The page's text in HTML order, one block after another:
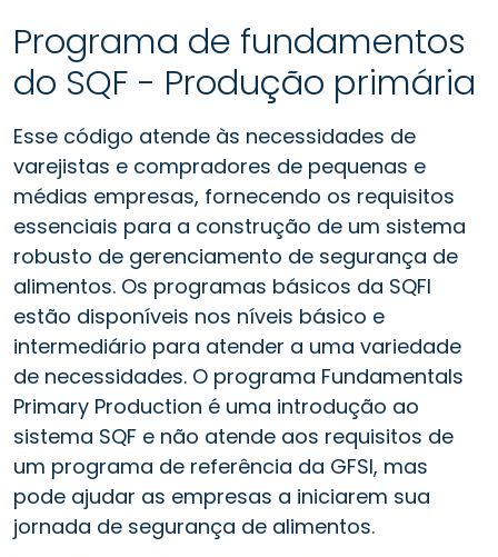
Programa de fundamentos
do SQF - Produção primária
Esse código atende às necessidades de
varejistas e compradores de pequenas e
médias empresas, fornecendo os requisitos
essenciais para a construção de um sistema
robusto de gerenciamento de segurança de
alimentos. Os programas básicos da SQFI
estão disponíveis nos níveis básico e
intermediário para atender a uma variedade
de necessidades. O programa Fundamentals
Primary Production é uma introdução ao
sistema SQF e não atende aos requisitos de
um programa de referência da GFSI, mas
pode ajudar as empresas a iniciarem sua
jornada de segurança de alimentos.